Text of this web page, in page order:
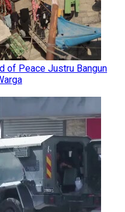
of Peace Justru Bangun